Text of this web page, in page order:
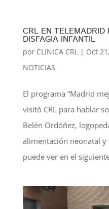
CRL EN
DISFAGIA INFANTIL
por CLINICA CRL | Oct
NOTICIAS
El programa “Madrid
visitó CRL para hablar
Belén Ordóñez,
alimentación neonatal y
puede ver en el